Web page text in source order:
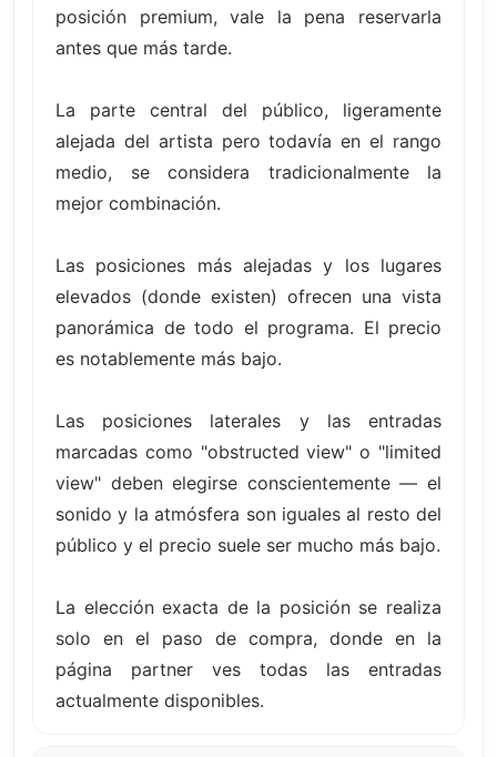
posición premium, vale la pena reservarla
antes que más tarde.
La parte central del público, ligeramente
alejada del artista pero todavía en el rango
medio, se considera tradicionalmente la
mejor combinación.
Las posiciones más alejadas y los lugares
elevados (donde existen) ofrecen una vista
panorámica de todo el programa. El precio
es notablemente más bajo.
Las posiciones laterales y las entradas
marcadas como "obstructed view" o "limited
view" deben elegirse conscientemente — el
sonido y la atmósfera son iguales al resto del
público y el precio suele ser mucho más bajo.
La elección exacta de la posición se realiza
solo en el paso de compra, donde en la
página partner ves todas las entradas
actualmente disponibles.